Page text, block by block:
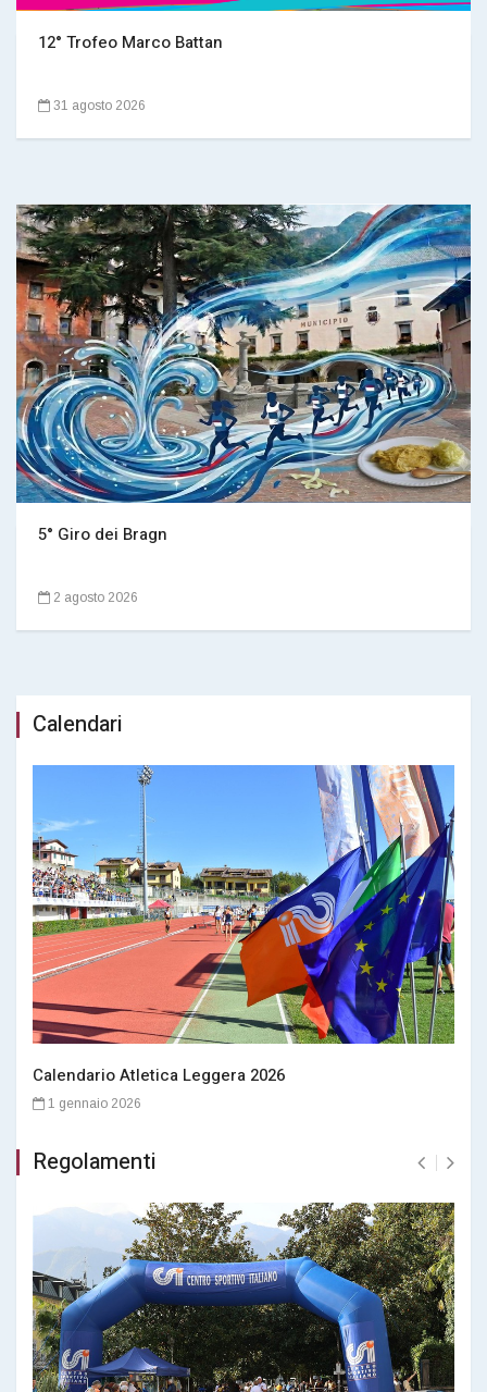
12° Trofeo Marco Battan
31 agosto 2026
5° Giro dei Bragn
2 agosto 2026
Calendari
Calendario Atletica Leggera 2026
1 gennaio 2026
Regolamenti